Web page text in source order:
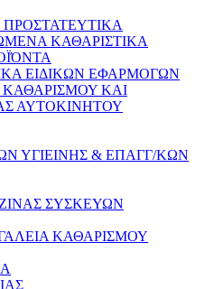
ΠΡΟΣΤΑΤΕΥΤΙΚΑ
ΚΑΘΑΡΙΣΤΙΚΑ
ΕΙΔΙΚΩΝ ΕΦΑΡΜΟΓΩΝ
ΚΑΙ
ΑΥΤΟΚΙΝΗΤΟΥ
ΥΓΙΕΙΝΗΣ & ΕΠΑΓΓ/ΚΩΝ
ΣΥΣΚΕΥΩΝ
ΚΑΘΑΡΙΣΜΟΥ